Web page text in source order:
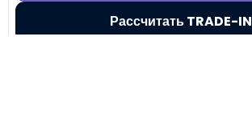
Рассчитать TRADE-IN